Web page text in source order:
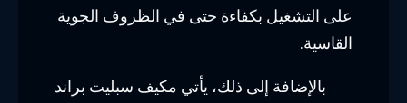
على التشغيل بكفاءة حتى في الظروف الجوية
القاسية.
بالإضافة إلى ذلك، يأتي مكيف سبليت براند